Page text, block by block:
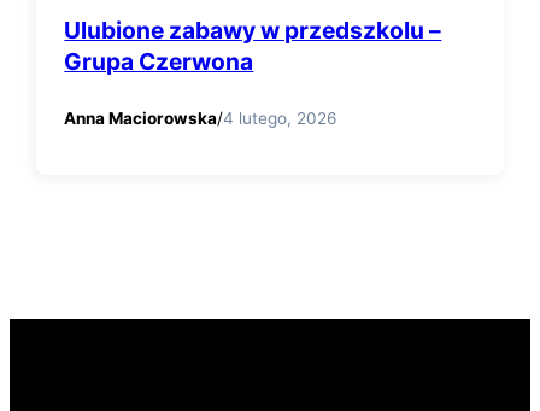
Ulubione zabawy w przedszkolu –
Grupa Czerwona
Anna Maciorowska/4 lutego, 2026